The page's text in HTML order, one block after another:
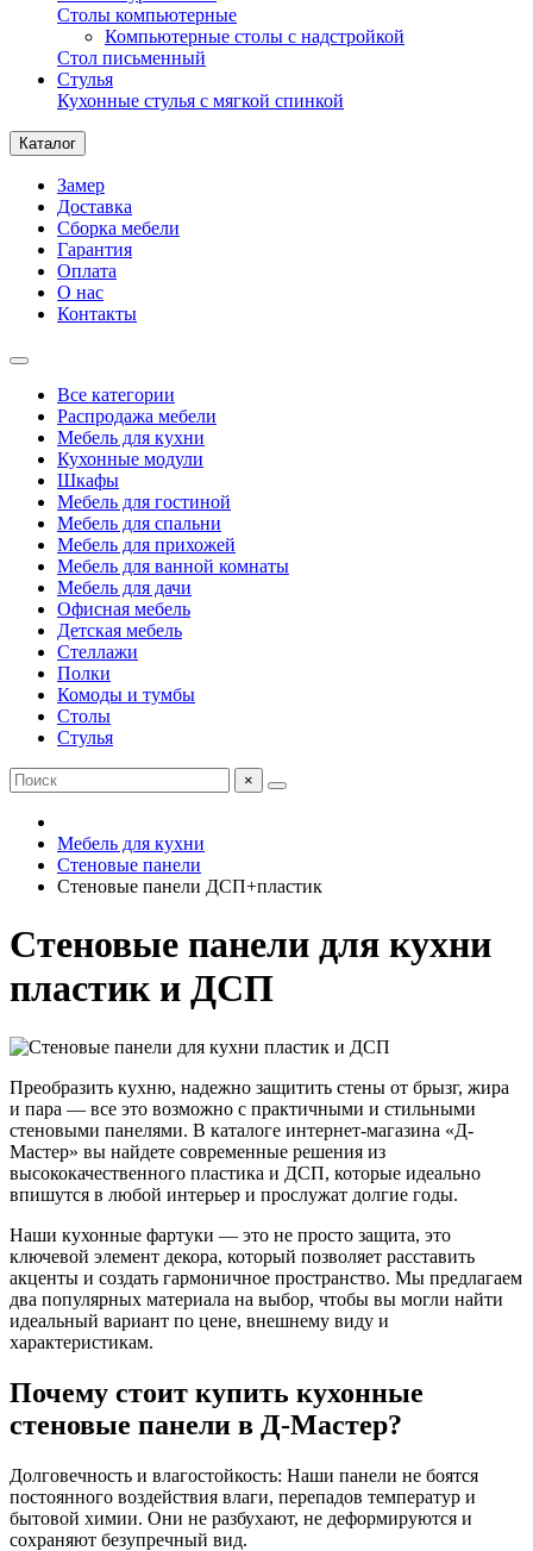
Столы компьютерные
Компьютерные столы с надстройкой
Стол письменный
Стулья
Кухонные стулья с мягкой спинкой
Каталог
Замер
Доставка
Сборка мебели
Гарантия
Оплата
О нас
Контакты
Все категории
Распродажа мебели
Мебель для кухни
Кухонные модули
Шкафы
Мебель для гостиной
Мебель для спальни
Мебель для прихожей
Мебель для ванной комнаты
Мебель для дачи
Офисная мебель
Детская мебель
Стеллажи
Полки
Комоды и тумбы
Столы
Стулья
×
Мебель для кухни
Стеновые панели
Стеновые панели ДСП+пластик
Стеновые панели для кухни
пластик и ДСП
Преобразить кухню, надежно защитить стены от брызг, жира
и пара — все это возможно с практичными и стильными
стеновыми панелями. В каталоге интернет-магазина «Д-
Мастер» вы найдете современные решения из
высококачественного пластика и ДСП, которые идеально
впишутся в любой интерьер и прослужат долгие годы.
Наши кухонные фартуки — это не просто защита, это
ключевой элемент декора, который позволяет расставить
акценты и создать гармоничное пространство. Мы предлагаем
два популярных материала на выбор, чтобы вы могли найти
идеальный вариант по цене, внешнему виду и
характеристикам.
Почему стоит купить кухонные
стеновые панели в Д-Мастер?
Долговечность и влагостойкость: Наши панели не боятся
постоянного воздействия влаги, перепадов температур и
бытовой химии. Они не разбухают, не деформируются и
сохраняют безупречный вид.